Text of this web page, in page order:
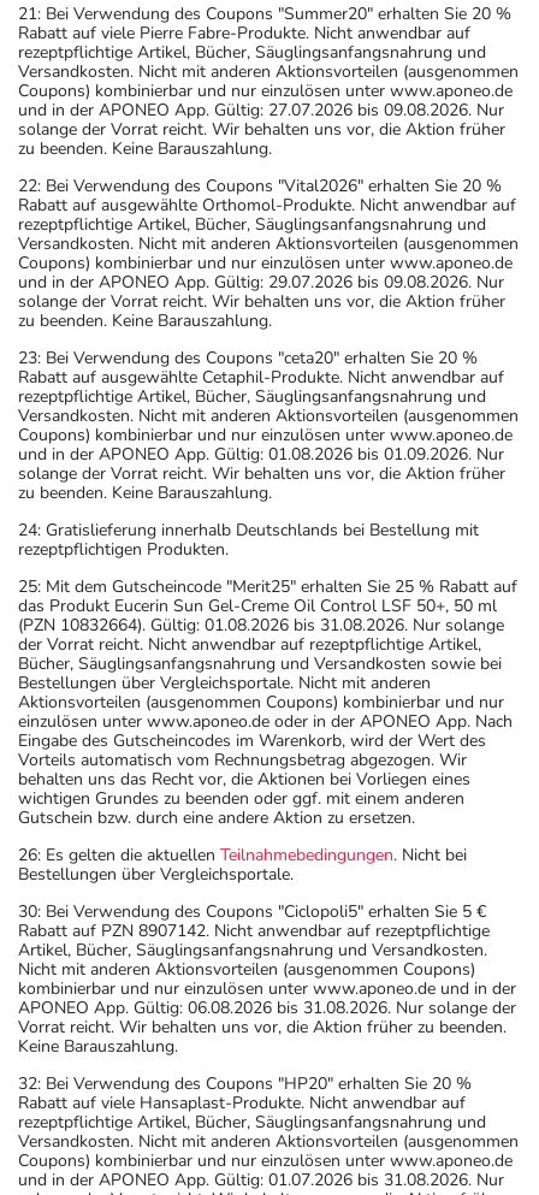
21: Bei Verwendung des Coupons "Summer20" erhalten Sie 20 %
Rabatt auf viele Pierre Fabre-Produkte. Nicht anwendbar auf
rezeptpflichtige Artikel, Bücher, Säuglingsanfangsnahrung und
Versandkosten. Nicht mit anderen Aktionsvorteilen (ausgenommen
Coupons) kombinierbar und nur einzulösen unter www.aponeo.de
und in der APONEO App. Gültig: 27.07.2026 bis 09.08.2026. Nur
solange der Vorrat reicht. Wir behalten uns vor, die Aktion früher
zu beenden. Keine Barauszahlung.
22: Bei Verwendung des Coupons "Vital2026" erhalten Sie 20 %
Rabatt auf ausgewählte Orthomol-Produkte. Nicht anwendbar auf
rezeptpflichtige Artikel, Bücher, Säuglingsanfangsnahrung und
Versandkosten. Nicht mit anderen Aktionsvorteilen (ausgenommen
Coupons) kombinierbar und nur einzulösen unter www.aponeo.de
und in der APONEO App. Gültig: 29.07.2026 bis 09.08.2026. Nur
solange der Vorrat reicht. Wir behalten uns vor, die Aktion früher
zu beenden. Keine Barauszahlung.
23: Bei Verwendung des Coupons "ceta20" erhalten Sie 20 %
Rabatt auf ausgewählte Cetaphil-Produkte. Nicht anwendbar auf
rezeptpflichtige Artikel, Bücher, Säuglingsanfangsnahrung und
Versandkosten. Nicht mit anderen Aktionsvorteilen (ausgenommen
Coupons) kombinierbar und nur einzulösen unter www.aponeo.de
und in der APONEO App. Gültig: 01.08.2026 bis 01.09.2026. Nur
solange der Vorrat reicht. Wir behalten uns vor, die Aktion früher
zu beenden. Keine Barauszahlung.
24: Gratislieferung innerhalb Deutschlands bei Bestellung mit
rezeptpflichtigen Produkten.
25: Mit dem Gutscheincode "Merit25" erhalten Sie 25 % Rabatt auf
das Produkt Eucerin Sun Gel-Creme Oil Control LSF 50+, 50 ml
(PZN 10832664). Gültig: 01.08.2026 bis 31.08.2026. Nur solange
der Vorrat reicht. Nicht anwendbar auf rezeptpflichtige Artikel,
Bücher, Säuglingsanfangsnahrung und Versandkosten sowie bei
Bestellungen über Vergleichsportale. Nicht mit anderen
Aktionsvorteilen (ausgenommen Coupons) kombinierbar und nur
einzulösen unter www.aponeo.de oder in der APONEO App. Nach
Eingabe des Gutscheincodes im Warenkorb, wird der Wert des
Vorteils automatisch vom Rechnungsbetrag abgezogen. Wir
behalten uns das Recht vor, die Aktionen bei Vorliegen eines
wichtigen Grundes zu beenden oder ggf. mit einem anderen
Gutschein bzw. durch eine andere Aktion zu ersetzen.
26: Es gelten die aktuellen Teilnahmebedingungen. Nicht bei
Bestellungen über Vergleichsportale.
30: Bei Verwendung des Coupons "Ciclopoli5" erhalten Sie 5 €
Rabatt auf PZN 8907142. Nicht anwendbar auf rezeptpflichtige
Artikel, Bücher, Säuglingsanfangsnahrung und Versandkosten.
Nicht mit anderen Aktionsvorteilen (ausgenommen Coupons)
kombinierbar und nur einzulösen unter www.aponeo.de und in der
APONEO App. Gültig: 06.08.2026 bis 31.08.2026. Nur solange der
Vorrat reicht. Wir behalten uns vor, die Aktion früher zu beenden.
Keine Barauszahlung.
32: Bei Verwendung des Coupons "HP20" erhalten Sie 20 %
Rabatt auf viele Hansaplast-Produkte. Nicht anwendbar auf
rezeptpflichtige Artikel, Bücher, Säuglingsanfangsnahrung und
Versandkosten. Nicht mit anderen Aktionsvorteilen (ausgenommen
Coupons) kombinierbar und nur einzulösen unter www.aponeo.de
und in der APONEO App. Gültig: 01.07.2026 bis 31.08.2026. Nur